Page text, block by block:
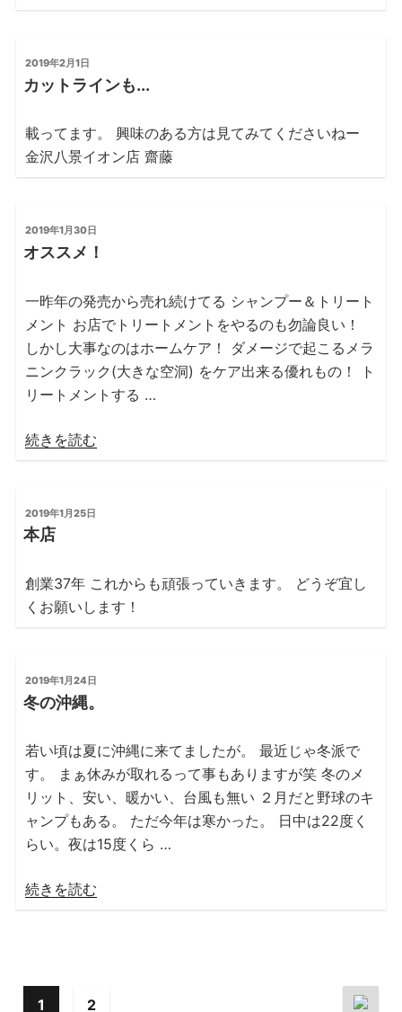
投
稿
日:
2019年2月1日
カットラインも...
載ってます。 興味のある方は見てみてくださいねー
金沢八景イオン店 齋藤
投
稿
日:
2019年1月30日
オススメ！
一昨年の発売から売れ続けてる シャンプー＆トリート
メント お店でトリートメントをやるのも勿論良い！
しかし大事なのはホームケア！ ダメージで起こるメラ
ニンクラック(大きな空洞) をケア出来る優れもの！ ト
リートメントする …
“オ
ス
メ！”
の
続きを読む
投
稿
日:
2019年1月25日
本店
創業37年 これからも頑張っていきます。 どうぞ宜し
くお願いします！
投
稿
日:
2019年1月24日
冬の沖縄。
若い頃は夏に沖縄に来てましたが。 最近じゃ冬派で
す。 まぁ休みが取れるって事もありますが笑 冬のメ
リット、安い、暖かい、台風も無い ２月だと野球のキ
ャンプもある。 ただ今年は寒かった。 日中は22度く
らい。夜は15度くら …
“冬
の
の
続きを読む
1 2